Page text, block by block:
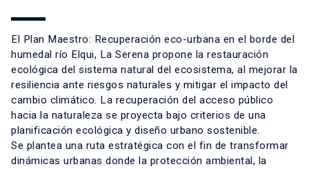
El Plan Maestro: Recuperación eco-urbana en el borde del
humedal río Elqui, La Serena propone la restauración
ecológica del sistema natural del ecosistema, al mejorar la
resiliencia ante riesgos naturales y mitigar el impacto del
cambio climático. La recuperación del acceso público
hacia la naturaleza se proyecta bajo criterios de una
planificación ecológica y diseño urbano sostenible.
Se plantea una ruta estratégica con el fin de transformar
dinámicas urbanas donde la protección ambiental, la